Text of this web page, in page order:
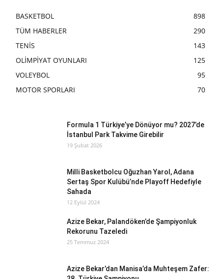
BASKETBOL
898
TÜM HABERLER
290
TENİS
143
OLİMPİYAT OYUNLARI
125
VOLEYBOL
95
MOTOR SPORLARI
70
Formula 1 Türkiye’ye Dönüyor mu? 2027’de
İstanbul Park Takvime Girebilir
19 Şubat 2026
Milli Basketbolcu Oğuzhan Yarol, Adana
Sertaş Spor Kulübü’nde Playoff Hedefiyle
Sahada
12 Eylül 2024
Azize Bekar, Palandöken’de Şampiyonluk
Rekorunu Tazeledi
25 Temmuz 2024
Azize Bekar’dan Manisa’da Muhteşem Zafer: